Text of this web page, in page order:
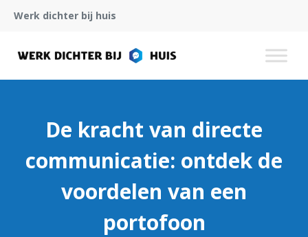
Werk dichter bij huis
De kracht van directe
communicatie: ontdek de
voordelen van een
portofoon